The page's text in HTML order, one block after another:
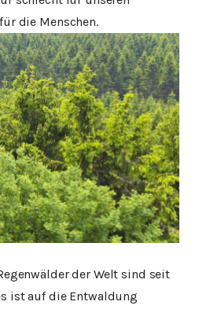
die Menschen.
der Welt sind seit
ist auf die Entwaldung